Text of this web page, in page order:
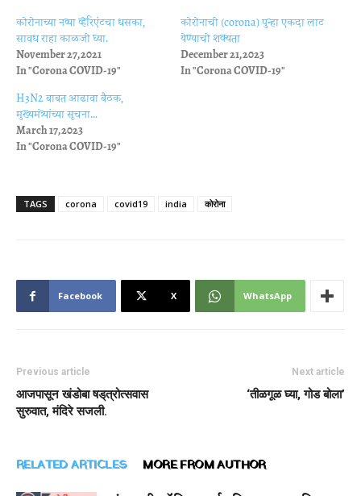
कोरोनाच्या नव्या व्हेरिएंटचा धसका,
सावध राहा काळजी घ्या.
November 27, 2021
In "Corona COVID-19"
कोरोनाची (corona) पुन्हा एकदा लाट
येण्याची शक्यता
December 21, 2023
In "Corona COVID-19"
H3N2 बाबत आढावा बैठक,
मुख्यमंत्र्यांच्या सूचना…
March 17, 2023
In "Corona COVID-19"
TAGS corona covid19 india कोरोना
Facebook X WhatsApp
Previous article
आजपासून खंडोबा षड्‌त्रोत्‍सवास
सुरुवात, मंदिरे सजली.
Next article
‘तीळगूळ घ्या, गोड बोला’
RELATED ARTICLES MORE FROM AUTHOR